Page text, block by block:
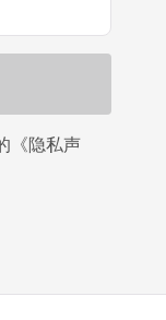
《隐私声